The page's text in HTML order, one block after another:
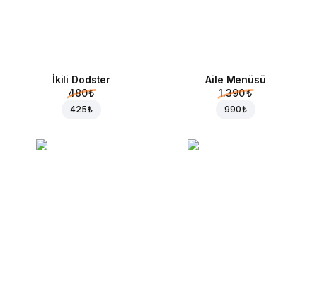
İkili Dodster
480 ₺
425 ₺
Aile Menüsü
1.390 ₺
990 ₺